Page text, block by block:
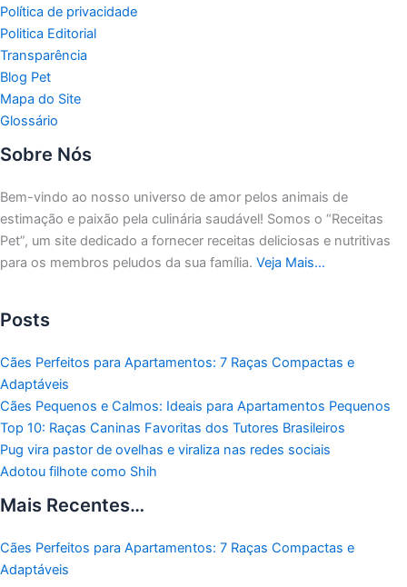
Política de privacidade
Politica Editorial
Transparência
Blog Pet
Mapa do Site
Glossário
Sobre Nós
Bem-vindo ao nosso universo de amor pelos animais de
estimação e paixão pela culinária saudável! Somos o “Receitas
Pet”, um site dedicado a fornecer receitas deliciosas e nutritivas
para os membros peludos da sua família. Veja Mais…
Posts
Cães Perfeitos para Apartamentos: 7 Raças Compactas e
Adaptáveis
Cães Pequenos e Calmos: Ideais para Apartamentos Pequenos
Top 10: Raças Caninas Favoritas dos Tutores Brasileiros
Pug vira pastor de ovelhas e viraliza nas redes sociais
Adotou filhote como Shih
Mais Recentes…
Cães Perfeitos para Apartamentos: 7 Raças Compactas e
Adaptáveis